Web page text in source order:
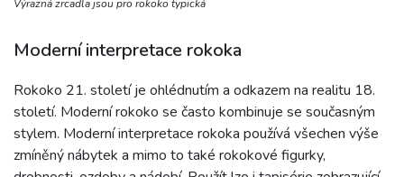
Výrazná zrcadla jsou pro rokoko typická
Moderní interpretace rokoka
Rokoko 21. století je ohlédnutím a odkazem na realitu 18.
století. Moderní rokoko se často kombinuje se současným
stylem. Moderní interpretace rokoka používá všechen výše
zmíněný nábytek a mimo to také rokokové figurky,